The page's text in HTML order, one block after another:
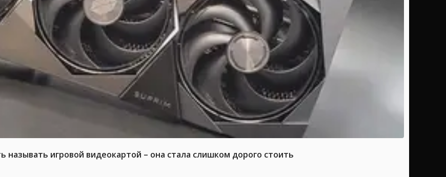
игровой видеокартой – она стала слишком дорого стоить